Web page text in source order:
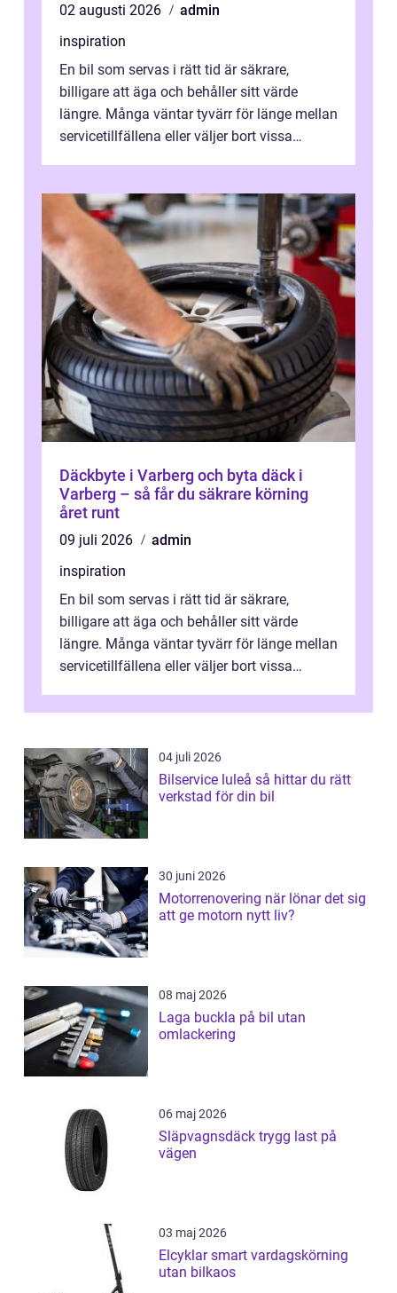
02 augusti 2026
admin
inspiration
En bil som servas i rätt tid är säkrare,
billigare att äga och behåller sitt värde
längre. Många väntar tyvärr för länge mellan
servicetillfällena eller väljer bort vissa
Däckbyte i Varberg och byta däck i
Varberg – så får du säkrare körning
året runt
09 juli 2026
admin
inspiration
En bil som servas i rätt tid är säkrare,
billigare att äga och behåller sitt värde
längre. Många väntar tyvärr för länge mellan
servicetillfällena eller väljer bort vissa
04 juli 2026
Bilservice luleå så hittar du rätt
verkstad för din bil
30 juni 2026
Motorrenovering när lönar det sig
att ge motorn nytt liv?
08 maj 2026
Laga buckla på bil utan
omlackering
06 maj 2026
Släpvagnsdäck trygg last på
vägen
03 maj 2026
Elcyklar smart vardagskörning
utan bilkaos